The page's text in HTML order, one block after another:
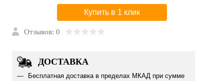
Купить в 1 клик
Отзывов: 0
ДОСТАВКА
Бесплатная доставка в пределах МКАД при сумме